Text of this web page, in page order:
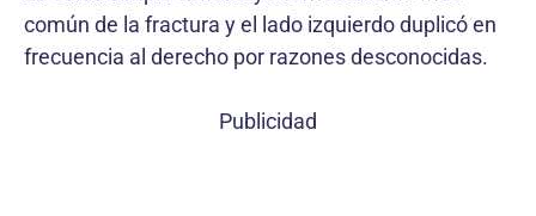
común de la fractura y el lado izquierdo duplicó en
frecuencia al derecho por razones desconocidas.
Publicidad